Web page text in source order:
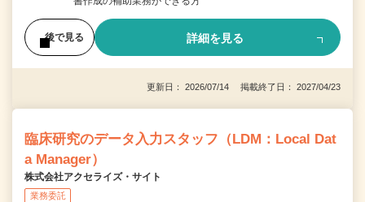
後で見る 詳細を見る
更新日： 2026/07/14 掲載終了日： 2027/04/23
臨床研究のデータ入力スタッフ（LDM：Local Dat
a Manager）
株式会社アクセライズ・サイト
業務委託